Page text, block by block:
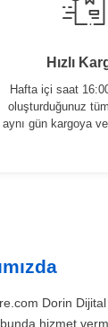
Hızlı
Hafta içi saat
oluşturduğunuz
aynı gün kargoya
Dorin
hizmet